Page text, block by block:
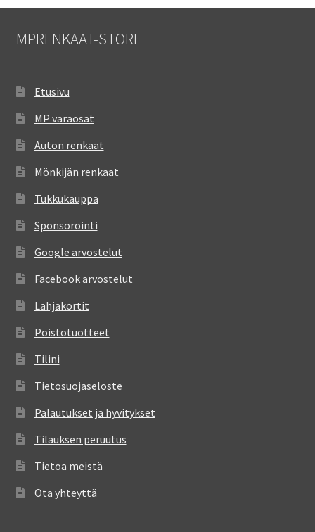
MPRENKAAT-STORE
Etusivu
MP varaosat
Auton renkaat
Mönkijän renkaat
Tukkukauppa
Sponsorointi
Google arvostelut
Facebook arvostelut
Lahjakortit
Poistotuotteet
Tilini
Tietosuojaseloste
Palautukset ja hyvitykset
Tilauksen peruutus
Tietoa meistä
Ota yhteyttä